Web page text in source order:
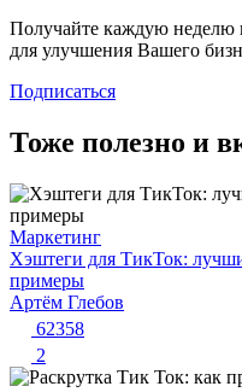
Получайте каждую неделю
для улучшения Вашего
Подписаться
Тоже полезно и
Маркетинг
Хэштеги для ТикТок:
примеры
Артём Глебов
62358
2